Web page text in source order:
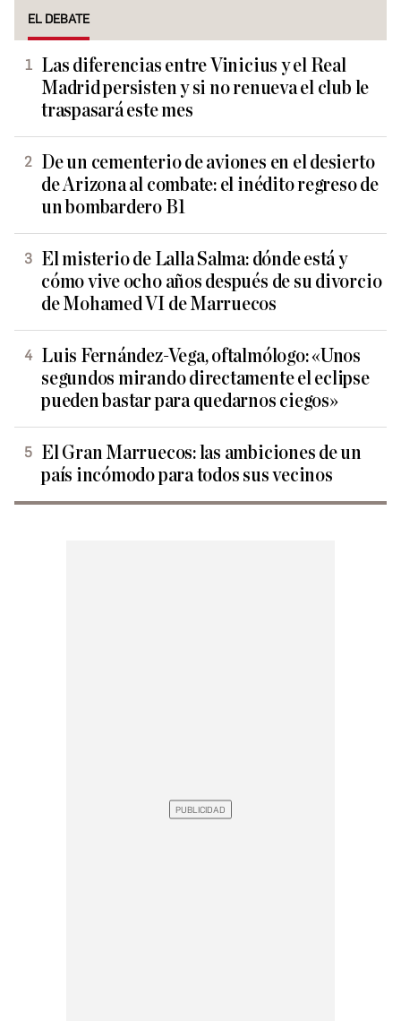
EL DEBATE
Las diferencias entre Vinicius y el Real
Madrid persisten y si no renueva el club le
traspasará este mes
De un cementerio de aviones en el desierto
de Arizona al combate: el inédito regreso de
un bombardero B1
El misterio de Lalla Salma: dónde está y
cómo vive ocho años después de su divorcio
de Mohamed VI de Marruecos
Luis Fernández-Vega, oftalmólogo: «Unos
segundos mirando directamente el eclipse
pueden bastar para quedarnos ciegos»
El Gran Marruecos: las ambiciones de un
país incómodo para todos sus vecinos